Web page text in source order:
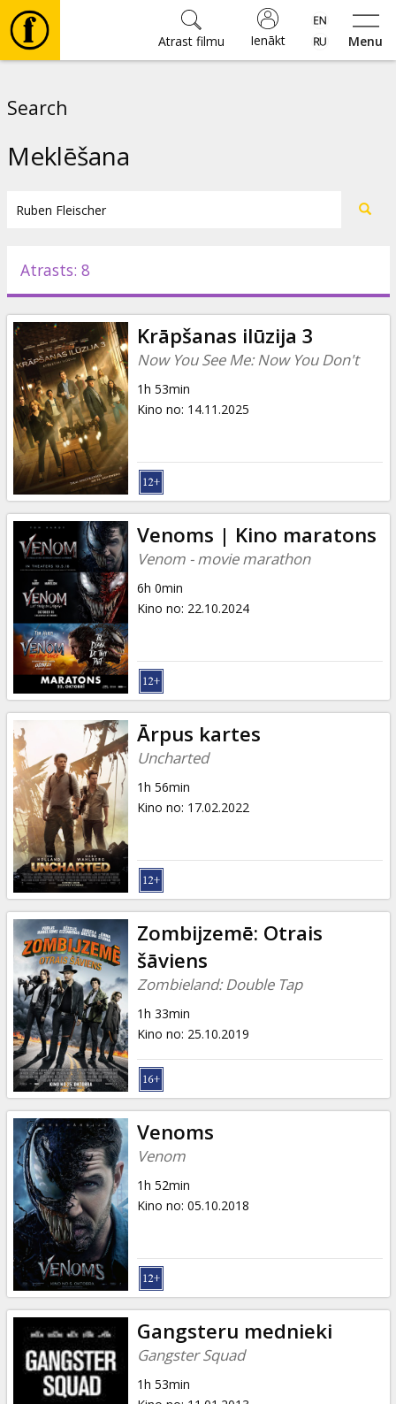
Menu
Ienākt
Atrast filmu
Pasākumi
Ziņas
Dāvanu
kartes
Uzkodas
B2B
Kino
Klubs
Search
Meklēšana
Atrasts: 8
Krāpšanas ilūzija 3
Now You See Me: Now You Don't
1h 53min
Kino no: 14.11.2025
Venoms | Kino maratons
Venom - movie marathon
6h 0min
Kino no: 22.10.2024
Ārpus kartes
Uncharted
1h 56min
Kino no: 17.02.2022
Zombijzemē: Otrais
šāviens
Zombieland: Double Tap
1h 33min
Kino no: 25.10.2019
Venoms
Venom
1h 52min
Kino no: 05.10.2018
Gangsteru mednieki
Gangster Squad
1h 53min